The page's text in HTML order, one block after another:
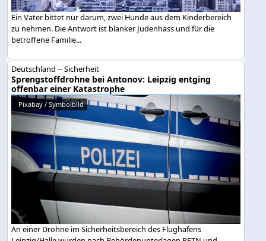
Ein Vater bittet nur darum, zwei Hunde aus dem Kinderbereich
zu nehmen. Die Antwort ist blanker Judenhass und für die
betroffene Familie...
Deutschland -- Sicherheit
Sprengstoffdrohne bei Antonov: Leipzig entging
offenbar einer Katastrophe
Pixabay / Symbolbild
An einer Drohne im Sicherheitsbereich des Flughafens